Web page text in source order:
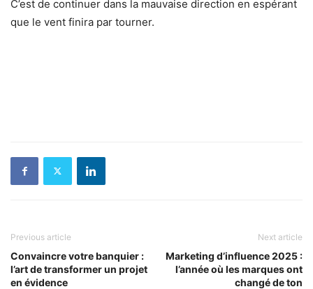
C’est de continuer dans la mauvaise direction en espérant
que le vent finira par tourner.
Previous article
Convaincre votre banquier :
l’art de transformer un projet
en évidence
Next article
Marketing d’influence 2025 :
l’année où les marques ont
changé de ton